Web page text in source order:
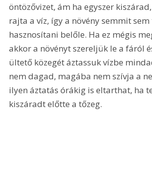
öntözővizet, ám ha egyszer
rajta a víz, így a növény semmit sem
hasznosítani belőle. Ha ez mégis
akkor a növényt szereljük le a fáról
ültető közegét áztassuk vízbe
nem dagad, magába nem szívja a
ilyen áztatás órákig is eltarthat, ha
kiszáradt előtte a tőzeg.